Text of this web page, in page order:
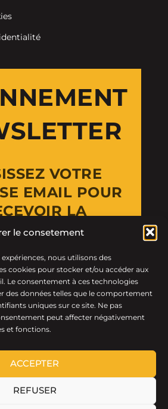
le consetement
nous utilisons des
cookies pour stocker et/ou accéder aux
Le consentement à ces technologies
des données telles que le comportement
uniques sur ce site. Ne pas
peut affecter négativement
et fonctions.
ACCEPTER
REFUSER
VOTRE
EMAIL POUR
LA
Email Address